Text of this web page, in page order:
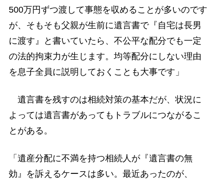
500万円ずつ渡して事態を収めることが多いのです
が、そもそも父親が生前に遺言書で『自宅は長男
に渡す』と書いていたら、不公平な配分でも一定
の法的拘束力が生じます。均等配分にしない理由
を息子全員に説明しておくことも大事です」
遺言書を残すのは相続対策の基本だが、状況に
よっては遺言書があってもトラブルにつながるこ
とがある。
「遺産分配に不満を持つ相続人が『遺言書の無
効』を訴えるケースは多い。最近あったのが、